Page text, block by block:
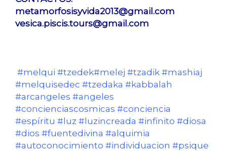
metamorfosisyvida2013@gmail.com
vesica.piscis.tours@gmail.com
#melqui #tzedek#melej #tzadik #mashiaj
#melquisedec #tzedaka #kabbalah
#arcangeles #angeles
#concienciascosmicas #conciencia
#espíritu #luz #luzincreada #infinito #diosa
#dios #fuentedivina #alquimia
#autoconocimiento #individuacion #psique